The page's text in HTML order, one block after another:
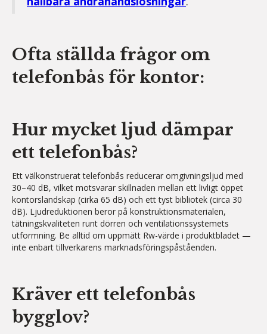
Ofta ställda frågor om
telefonbås för kontor:
Hur mycket ljud dämpar
ett telefonbås?
Ett välkonstruerat telefonbås reducerar omgivningsljud med
30–40 dB, vilket motsvarar skillnaden mellan ett livligt öppet
kontorslandskap (cirka 65 dB) och ett tyst bibliotek (circa 30
dB). Ljudreduktionen beror på konstruktionsmaterialen,
tätningskvaliteten runt dörren och ventilationssystemets
utformning. Be alltid om uppmätt Rw-värde i produktbladet —
inte enbart tillverkarens marknadsföringspåståenden.
Kräver ett telefonbås
bygglov?